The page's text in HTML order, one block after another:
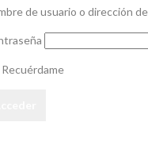
de usuario o dirección
Recuérdame